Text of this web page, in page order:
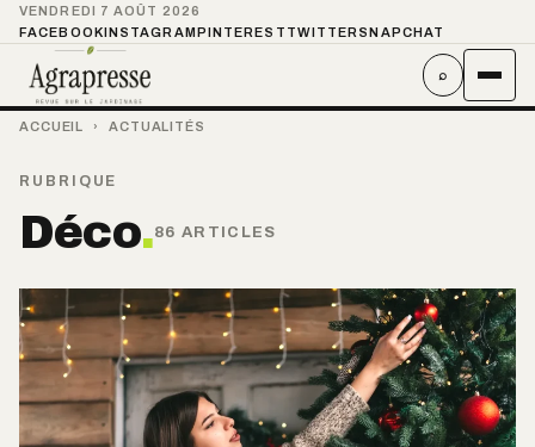
VENDREDI 7 AOÛT 2026
FACEBOOKINSTAGRAMPINTEREST TWITTER SNAPCHAT
⌕
ACCUEIL › ACTUALITÉS
RUBRIQUE
Déco.86 ARTICLES